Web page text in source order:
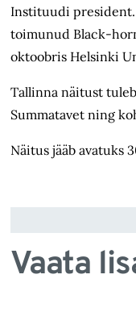
Instituudi
toimunud Black-
oktoobris Helsinki
Tallinna näitust
Summatavet ning
Näitus jääb avatuks
Vaata